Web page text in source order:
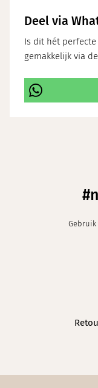
Deel via
Is dit hét
gemakkelijk via